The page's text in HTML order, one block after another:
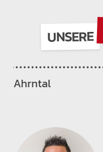
UNSERE
Ahrntal